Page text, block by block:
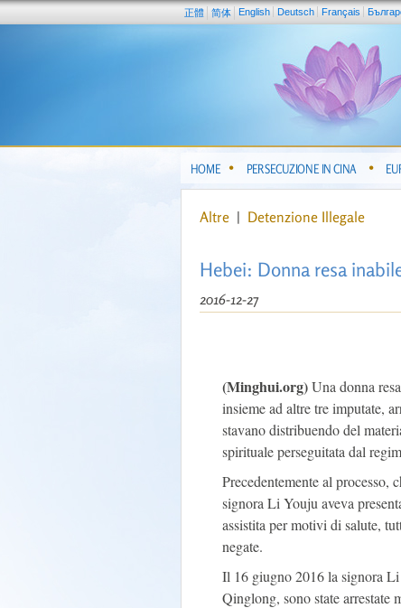
正體 简体 English Deutsch Français
HOME PERSECUZIONE IN CINA
Altre | Detenzione Illegale
Hebei: Donna resa
2016-12-27
(Minghui.org)Una donna
insieme ad altre tre imputate,
stavano distribuendo del
spirituale perseguitata dal
Precedentemente al processo,
signora Li Youju aveva
assistita per motivi di salute,
negate.
Il 16 giugno 2016 la signora
Qinglong, sono state arrestate